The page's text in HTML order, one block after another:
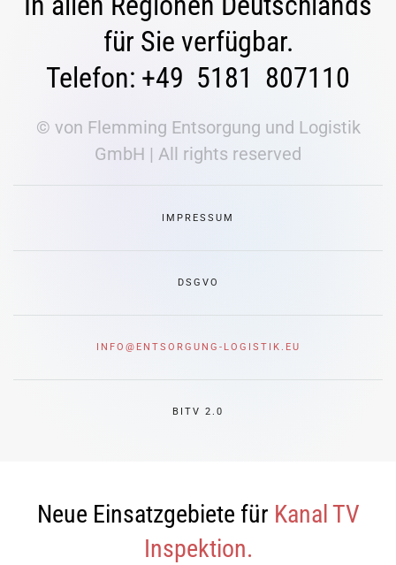
für Sie verfügbar.
Telefon: +49 5181 807110
© von Flemming Entsorgung und Logistik
GmbH | All rights reserved
IMPRESSUM
DSGVO
INFO@ENTSORGUNG-LOGISTIK.EU
BITV 2.0
Neue Einsatzgebiete für Kanal TV
Inspektion.